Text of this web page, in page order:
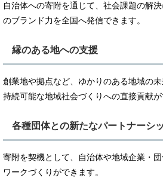
自治体への寄附を通じて、社会課題の解
のブランド力を全国へ発信できます。
縁のある地への支援
創業地や拠点など、ゆかりのある地域の未
持続可能な地域社会づくりへの直接貢献が
各種団体との新たなパートナーシ
寄附を契機として、自治体や地域企業・
ワークづくりができます。